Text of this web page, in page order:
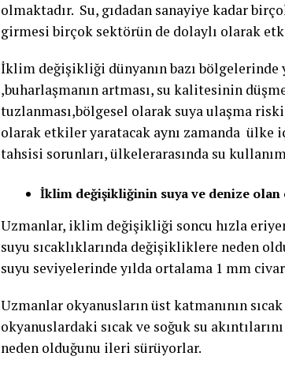
olmaktadır. Su, gıdadan sanayiye kadar
girmesi birçok sektörün de dolaylı olarak
İklim değişikliği dünyanın bazı bölgelerinde
,buharlaşmanın artması, su kalitesinin
tuzlanması,bölgesel olarak suya ulaşma
olarak etkiler yaratacak aynı zamanda ülke
tahsisi sorunları, ülkelerarasında su
İklim değişikliğinin suya ve denize olan
Uzmanlar, iklim değişikliği soncu hızla
suyu sıcaklıklarında değişikliklere neden
suyu seviyelerinde yılda ortalama 1 mm
Uzmanlar okyanusların üst katmanının
okyanuslardaki sıcak ve soğuk su
neden olduğunu ileri sürüyorlar.